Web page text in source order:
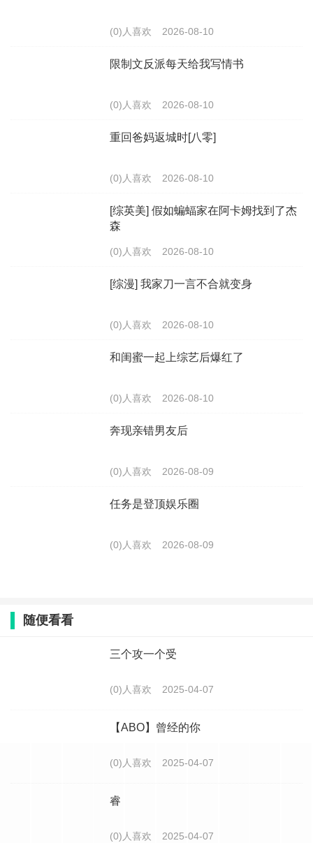
(0)人喜欢 2026-08-10
限制文反派每天给我写情书
(0)人喜欢 2026-08-10
重回爸妈返城时[八零]
(0)人喜欢 2026-08-10
[综英美] 假如蝙蝠家在阿卡姆找到了杰
森
(0)人喜欢 2026-08-10
[综漫] 我家刀一言不合就变身
(0)人喜欢 2026-08-10
和闺蜜一起上综艺后爆红了
(0)人喜欢 2026-08-10
奔现亲错男友后
(0)人喜欢 2026-08-09
任务是登顶娱乐圈
(0)人喜欢 2026-08-09
随便看看
三个攻一个受
(0)人喜欢 2025-04-07
【ABO】曾经的你
(0)人喜欢 2025-04-07
睿
(0)人喜欢 2025-04-07